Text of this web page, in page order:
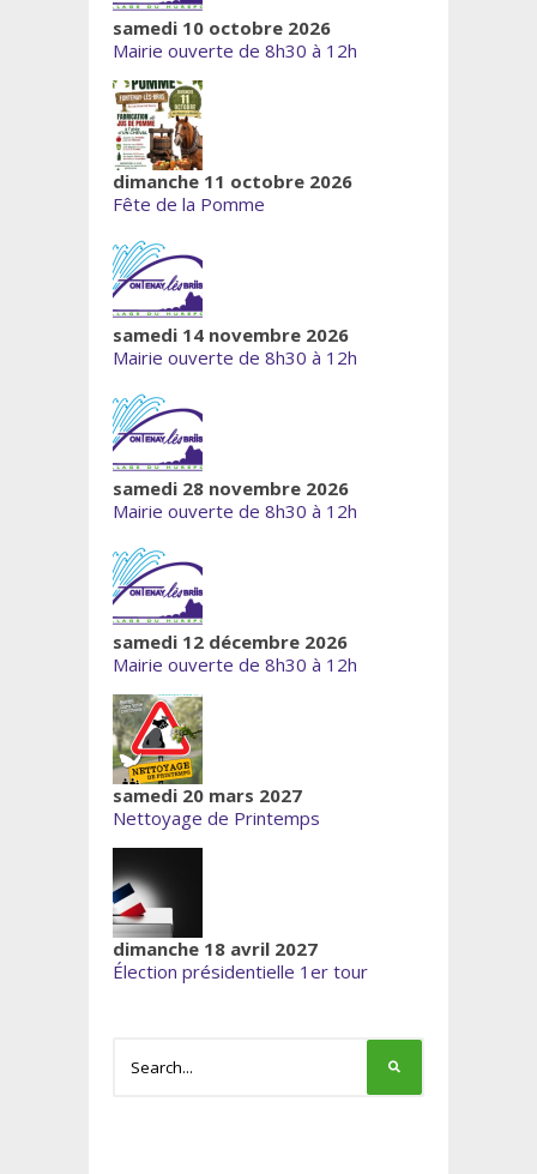
samedi 10 octobre 2026
Mairie ouverte de 8h30 à 12h
dimanche 11 octobre 2026
Fête de la Pomme
samedi 14 novembre 2026
Mairie ouverte de 8h30 à 12h
samedi 28 novembre 2026
Mairie ouverte de 8h30 à 12h
samedi 12 décembre 2026
Mairie ouverte de 8h30 à 12h
samedi 20 mars 2027
Nettoyage de Printemps
dimanche 18 avril 2027
Élection présidentielle 1er tour